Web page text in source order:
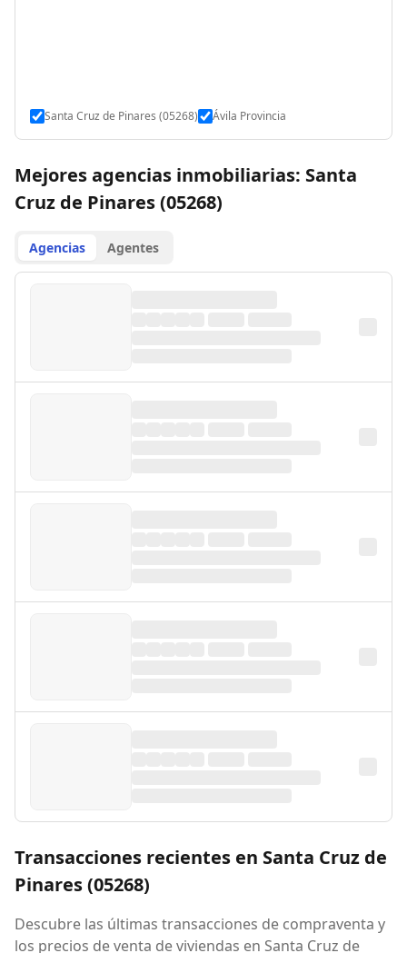
Santa Cruz de Pinares (05268) Ávila Provincia
Mejores agencias inmobiliarias: Santa
Cruz de Pinares (05268)
Agencias Agentes
Transacciones recientes en Santa Cruz de
Pinares (05268)
Descubre las últimas transacciones de compraventa y
los precios de venta de viviendas en Santa Cruz de